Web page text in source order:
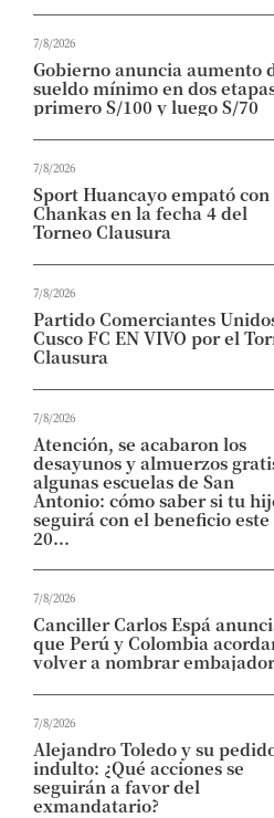
7/8/2026
Gobierno anuncia aumento
sueldo mínimo en dos
primero S/100 y luego S/70
7/8/2026
Sport Huancayo empató con
Chankas en la fecha 4 del
Torneo Clausura
7/8/2026
Partido Comerciantes
Cusco FC EN VIVO por el
Clausura
7/8/2026
Atención, se acabaron los
desayunos y almuerzos
algunas escuelas de San
Antonio: cómo saber si tu
seguirá con el beneficio este
20...
7/8/2026
Canciller Carlos Espá
que Perú y Colombia
volver a nombrar
7/8/2026
Alejandro Toledo y su
indulto: ¿Qué acciones se
seguirán a favor del
exmandatario?